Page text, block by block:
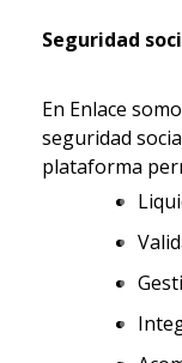
Seguridad
En Enlace
seguridad
plataforma